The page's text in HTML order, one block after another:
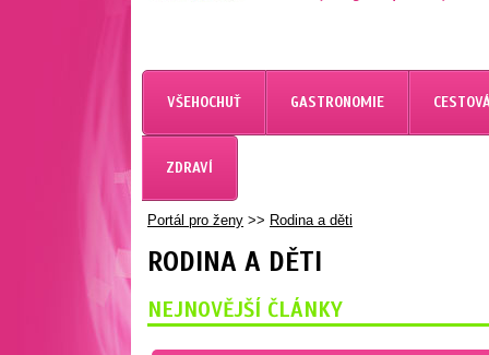
VŠEHOCHUŤ GASTRONOMIE
ZDRAVÍ
Portál pro ženy >> Rodina a děti
RODINA A DĚTI
NEJNOVĚJŠÍ ČLÁNKY